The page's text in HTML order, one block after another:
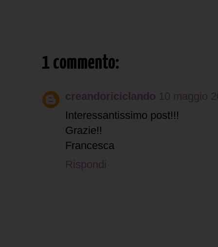
1 commento:
creandoriciclando 10 maggio
Interessantissimo post!!!
Grazie!!
Francesca
Rispondi